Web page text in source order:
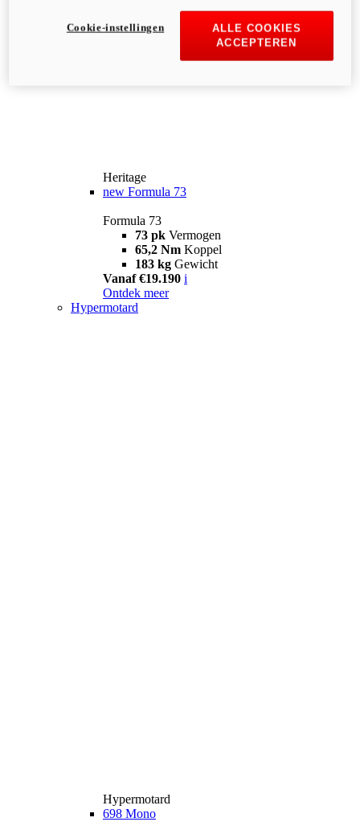
Heritage
new Formula 73
Formula 73
73 pk Vermogen
65,2 Nm Koppel
183 kg Gewicht
Vanaf €19.190 i
Ontdek meer
Hypermotard
Hypermotard
698 Mono
ALLE COOKIES
ACCEPTEREN
Cookie-instellingen